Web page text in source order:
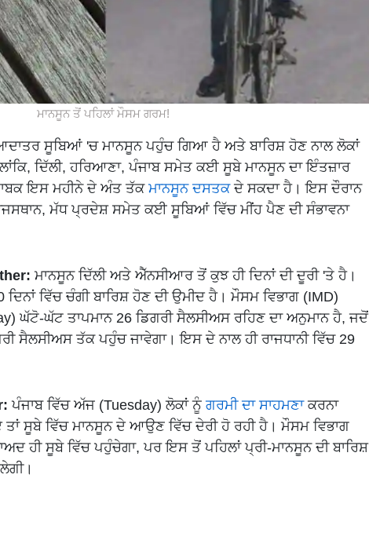
ਮਾਨਸੂਨ ਤੋਂ ਪਹਿਲਾਂ ਮੌਸਮ ਗਰਮ!
ਸੂਬਿਆਂ 'ਚ ਮਾਨਸੂਨ ਪਹੁੰਚ ਗਿਆ ਹੈ ਅਤੇ ਬਾਰਿਸ਼ ਹੋਣ ਨਾਲ ਲੋਕਾਂ
ਦਿੱਲੀ, ਹਰਿਆਣਾ, ਪੰਜਾਬ ਸਮੇਤ ਕਈ ਸੂਬੇ ਮਾਨਸੂਨ ਦਾ ਇੰਤਜ਼ਾਰ
ਇਸ ਮਹੀਨੇ ਦੇ ਅੰਤ ਤੱਕਮਾਨਸੂਨ ਦਸਤਕਦੇ ਸਕਦਾ ਹੈ। ਇਸ ਦੌਰਾਨ
ਮੱਧ ਪ੍ਰਦੇਸ਼ ਸਮੇਤ ਕਈ ਸੂਬਿਆਂ ਵਿੱਚ ਮੀਂਹ ਪੈਣ ਦੀ ਸੰਭਾਵਨਾ
ਮਾਨਸੂਨ ਦਿੱਲੀ ਅਤੇ ਐੱਨਸੀਆਰ ਤੋਂ ਕੁਝ ਹੀ ਦਿਨਾਂ ਦੀ ਦੂਰੀ 'ਤੇ ਹੈ।
ਵਿੱਚ ਚੰਗੀ ਬਾਰਿਸ਼ ਹੋਣ ਦੀ ਉਮੀਦ ਹੈ। ਮੌਸਮ ਵਿਭਾਗ (IMD)
ਘੱਟੋ-ਘੱਟ ਤਾਪਮਾਨ 26 ਡਿਗਰੀ ਸੈਲਸੀਅਸ ਰਹਿਣ ਦਾ ਅਨੁਮਾਨ ਹੈ, ਜਦੋਂ
ਸੈਲਸੀਅਸ ਤੱਕ ਪਹੁੰਚ ਜਾਵੇਗਾ। ਇਸ ਦੇ ਨਾਲ ਹੀ ਰਾਜਧਾਨੀ ਵਿੱਚ 29
ਪੰਜਾਬ ਵਿੱਚ ਅੱਜ (Tuesday) ਲੋਕਾਂ ਨੂੰ ਗਰਮੀ ਦਾ ਸਾਹਮਣਾਕਰਨਾ
ਤਾਂ ਸੂਬੇ ਵਿੱਚ ਮਾਨਸੂਨ ਦੇ ਆਉਣ ਵਿੱਚ ਦੇਰੀ ਹੋ ਰਹੀ ਹੈ। ਮੌਸਮ ਵਿਭਾਗ
ਹੀ ਸੂਬੇ ਵਿੱਚ ਪਹੁੰਚੇਗਾ, ਪਰ ਇਸ ਤੋਂ ਪਹਿਲਾਂ ਪ੍ਰੀ-ਮਾਨਸੂਨ ਦੀ ਬਾਰਿਸ਼